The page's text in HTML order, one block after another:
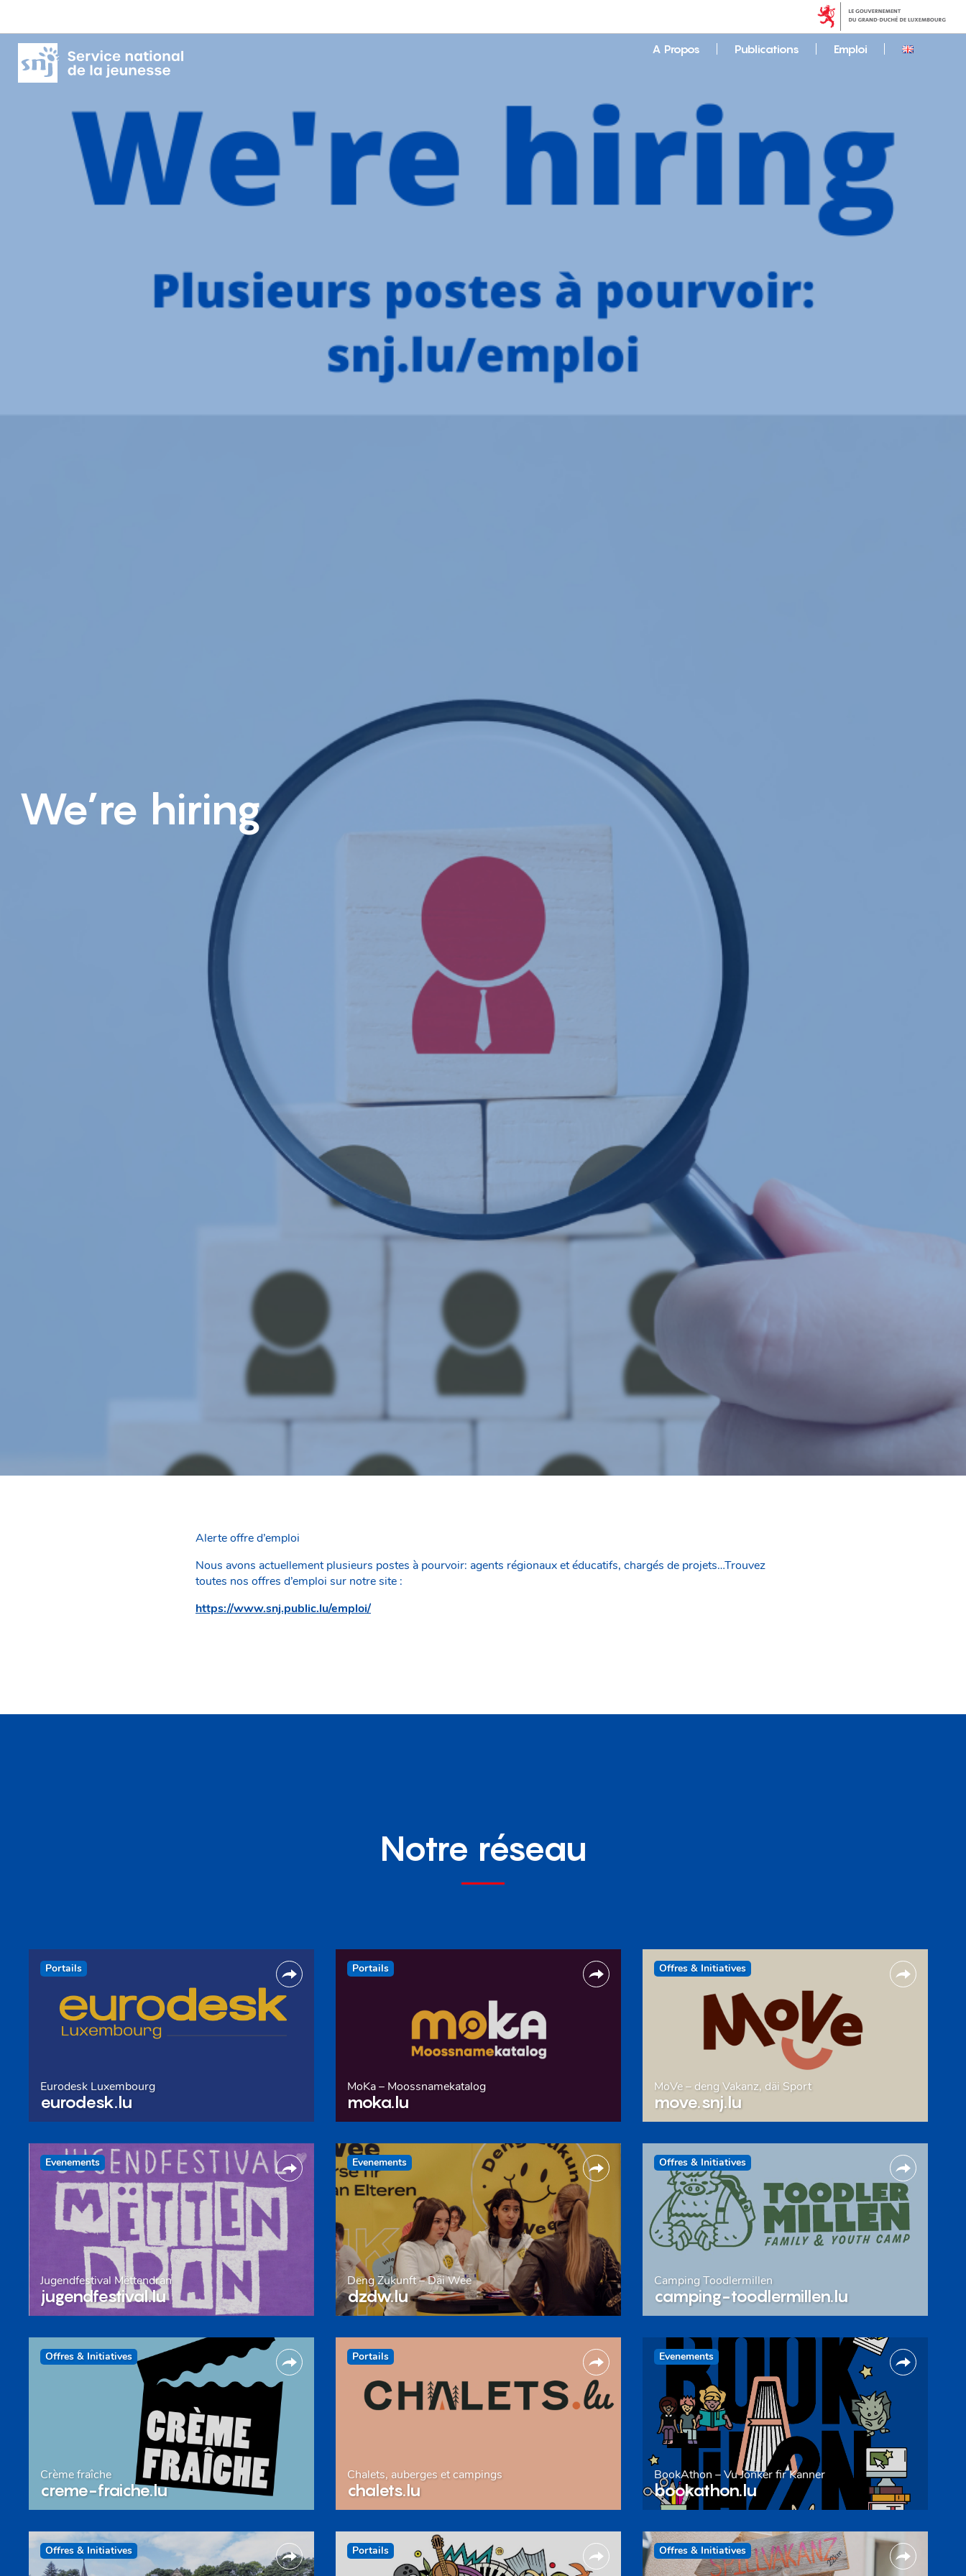
A Propos Publications Emploi
We’re hiring
Alerte offre d’emploi
Nous avons actuellement plusieurs postes à pourvoir: agents régionaux et éducatifs, chargés de projets…Trouvez
toutes nos offres d’emploi sur notre site :
https://www.snj.public.lu/emploi/
Notre réseau
Portails
Eurodesk Luxembourg
eurodesk.lu
Portails
MoKa – Moossnamekatalog
moka.lu
Offres & Initiatives
MoVe – deng Vakanz, däi Sport
move.snj.lu
Evenements
Jugendfestival Mëttendran
jugendfestival.lu
Evenements
Deng Zukunft – Däi Wee
dzdw.lu
Offres & Initiatives
Camping Toodlermillen
camping-toodlermillen.lu
Offres & Initiatives
Crème fraîche
creme-fraiche.lu
Portails
Chalets, auberges et campings
chalets.lu
Evenements
BookAthon – Vu Jonker fir Kanner
bookathon.lu
Offres & Initiatives Portails Offres & Initiatives